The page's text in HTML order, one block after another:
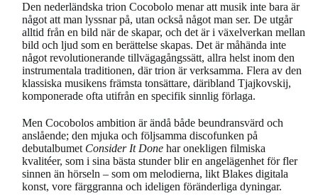
Den nederländska trion Cocobolo menar att musik inte bara är
något att man lyssnar på, utan också något man ser. De utgår
alltid från en bild när de skapar, och det är i växelverkan mellan
bild och ljud som en berättelse skapas. Det är måhända inte
något revolutionerande tillvägagångssätt, allra helst inom den
instrumentala traditionen, där trion är verksamma. Flera av den
klassiska musikens främsta tonsättare, däribland Tjajkovskij,
komponerade ofta utifrån en specifik sinnlig förlaga.
Men Cocobolos ambition är ändå både beundransvärd och
anslående; den mjuka och följsamma discofunken på
debutalbumet Consider It Done har onekligen filmiska
kvalitéer, som i sina bästa stunder blir en angelägenhet för fler
sinnen än hörseln – som om melodierna, likt Blakes digitala
konst, vore färggranna och ideligen föränderliga dyningar.